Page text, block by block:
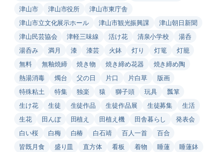
津山市
津山市役所
津山市東庁舎
津山市立文化展示ホール
津山市観光振興課
津山朝日新聞
津山民芸協会
津軽三味線 活け花 清泉小学校
湯呑
湯呑み
満月 漆 漆芸 火鉢 灯り 灯篭
灯籠
無料
無釉焼締 焼き物 焼き締め花器
焼き締め陶
熱湯消毒
燭台 父の日 片口 片白草
版画
特殊粘土
特集 独楽 猿 獅子頭 玩具
瓢箪
生け花
生徒 生徒作品 生徒作品展 生徒募集
生活
生花
田んぼ 田植え 田植え機 田舎暮らし
発表会
白い桜
白梅 白椿 白石靖 百人一首
百合
皆既月食
盛り皿 直方体 看板 着物 睡蓮
睡蓮鉢